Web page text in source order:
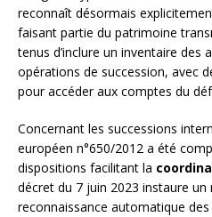
reconnaît désormais
faisant partie du patrimoine
tenus d’inclure un inventaire des
opérations de succession, avec
pour accéder aux comptes du
Concernant les successions
européen n°650/2012 a été
dispositions facilitant la
décret du 7 juin 2023 instaure un
reconnaissance automatique